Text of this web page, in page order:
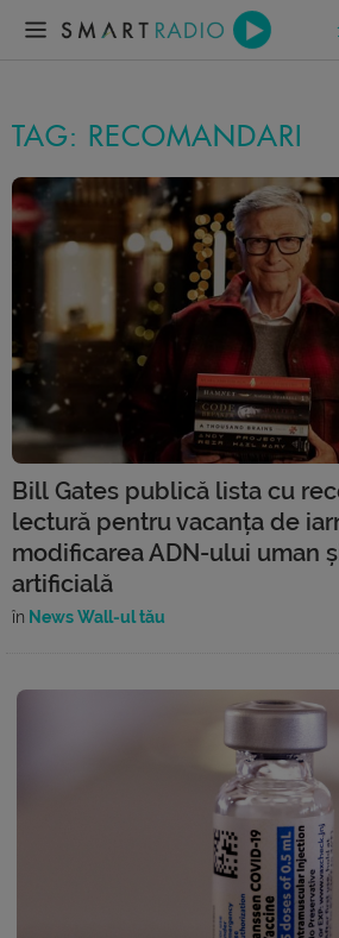
TAG: RECOMANDARI
Bill Gates publică lista cu
lectură pentru vacanța de
modificarea ADN-ului uman
artificială
în News Wall-ul tău